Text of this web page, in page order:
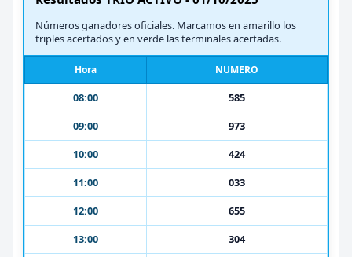
Números ganadores oficiales. Marcamos en amarillo los
triples acertados y en verde las terminales acertadas.
Hora NUMERO
08:00
585
09:00
973
10:00
424
11:00
033
12:00
655
13:00
304